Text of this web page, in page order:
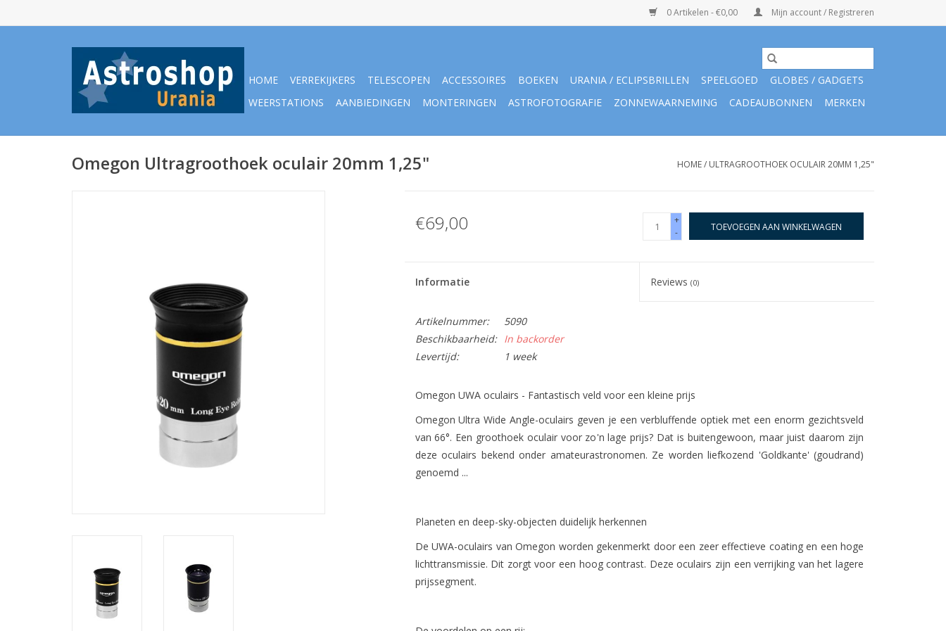
0 Artikelen - €0,00 Mijn account / Registreren
HOME VERREKIJKERS TELESCOPEN ACCESSOIRES BOEKEN URANIA / ECLIPSBRILLEN SPEELGOED
GLOBES / GADGETS
WEERSTATIONS
AANBIEDINGEN MONTERINGEN ASTROFOTOGRAFIE ZONNEWAARNEMING CADEAUBONNEN MERKEN
Omegon Ultragroothoek oculair 20mm 1,25" HOME/ ULTRAGROOTHOEK OCULAIR 20MM 1,25"
€69,00
+
-
TOEVOEGEN AAN WINKELWAGEN
Informatie Reviews(0)
Artikelnummer:
5090
Beschikbaarheid:
In backorder
Levertijd:
1 week
Omegon UWA oculairs - Fantastisch veld voor een kleine prijs
Omegon Ultra Wide Angle-oculairs geven je een verbluffende optiek met een enorm gezichtsveld
van 66°. Een groothoek oculair voor zo'n lage prijs? Dat is buitengewoon, maar juist daarom zijn
deze oculairs bekend onder amateurastronomen. Ze worden liefkozend 'Goldkante' (goudrand)
genoemd ...
Planeten en deep-sky-objecten duidelijk herkennen
De UWA-oculairs van Omegon worden gekenmerkt door een zeer effectieve coating en een hoge
lichttransmissie. Dit zorgt voor een hoog contrast. Deze oculairs zijn een verrijking van het lagere
prijssegment.